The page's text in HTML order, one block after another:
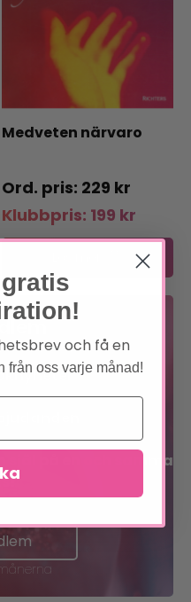
Medveten närvaro
229 kr
Klubbpris: 199 kr
själ på en och samma
och få en
från oss varje månad!